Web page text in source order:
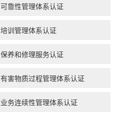
可靠性管理体系认证
培训管理体系认证
保养和修理服务认证
有害物质过程管理体系认证
业务连续性管理体系认证